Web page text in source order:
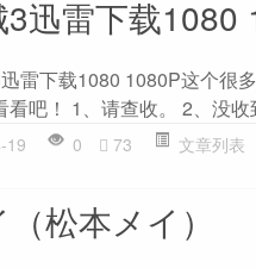
迅雷下载1080
雷下载1080 1080P这个很
看吧！ 1、请查收。 2、没
19 0 73 文章列表
松本メイ）